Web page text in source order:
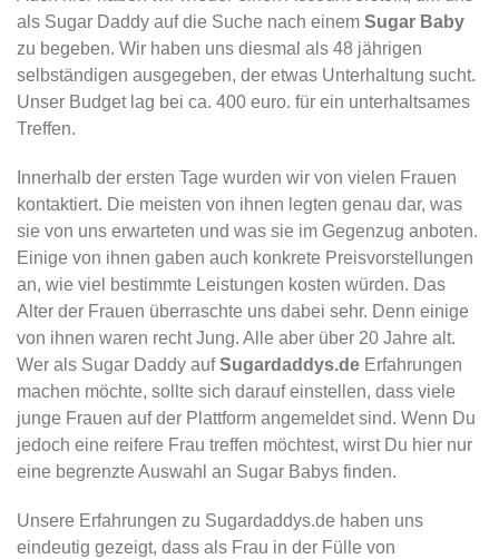
als Sugar Daddy auf die Suche nach einem Sugar Baby
zu begeben. Wir haben uns diesmal als 48 jährigen
selbständigen ausgegeben, der etwas Unterhaltung sucht.
Unser Budget lag bei ca. 400 euro. für ein unterhaltsames
Treffen.
Innerhalb der ersten Tage wurden wir von vielen Frauen
kontaktiert. Die meisten von ihnen legten genau dar, was
sie von uns erwarteten und was sie im Gegenzug anboten.
Einige von ihnen gaben auch konkrete Preisvorstellungen
an, wie viel bestimmte Leistungen kosten würden. Das
Alter der Frauen überraschte uns dabei sehr. Denn einige
von ihnen waren recht Jung. Alle aber über 20 Jahre alt.
Wer als Sugar Daddy aufSugardaddys.de Erfahrungen
machen möchte, sollte sich darauf einstellen, dass viele
junge Frauen auf der Plattform angemeldet sind. Wenn Du
jedoch eine reifere Frau treffen möchtest, wirst Du hier nur
eine begrenzte Auswahl an Sugar Babys finden.
Unsere Erfahrungen zu Sugardaddys.de haben uns
eindeutig gezeigt, dass als Frau in der Fülle von